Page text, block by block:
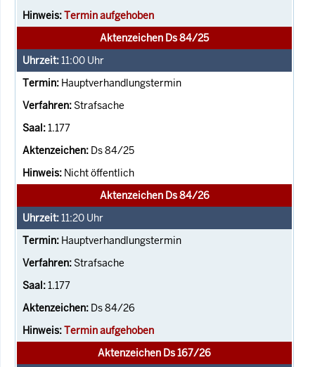
Termin aufgehoben
Aktenzeichen Ds 84/25
11:00 Uhr
Hauptverhandlungstermin
Strafsache
1.177
Ds 84/25
Nicht öffentlich
Aktenzeichen Ds 84/26
11:20 Uhr
Hauptverhandlungstermin
Strafsache
1.177
Ds 84/26
Termin aufgehoben
Aktenzeichen Ds 167/26